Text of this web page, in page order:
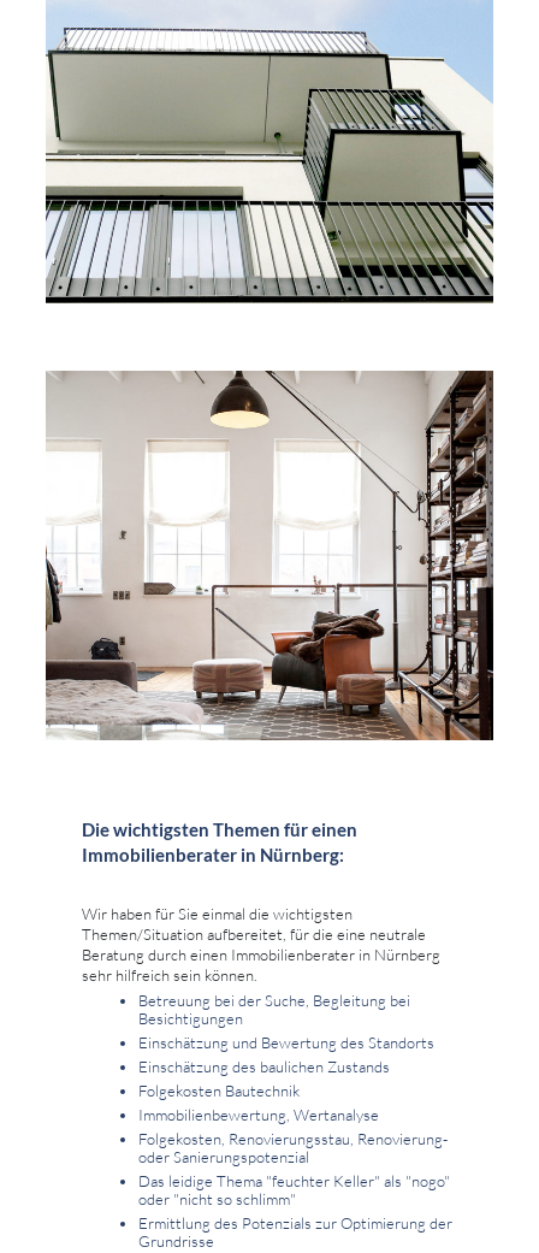
Die wichtigsten Themen für einen
Immobilienberater in Nürnberg:
Wir haben für Sie einmal die wichtigsten
Themen/Situation aufbereitet, für die eine neutrale
Beratung durch einen Immobilienberater in Nürnberg
sehr hilfreich sein können.
Betreuung bei der Suche, Begleitung bei
Besichtigungen
Einschätzung und Bewertung des Standorts
Einschätzung des baulichen Zustands
Folgekosten Bautechnik
Immobilienbewertung, Wertanalyse
Folgekosten, Renovierungsstau, Renovierung-
oder Sanierungspotenzial
Das leidige Thema "feuchter Keller" als "nogo"
oder "nicht so schlimm"
Ermittlung des Potenzials zur Optimierung der
Grundrisse